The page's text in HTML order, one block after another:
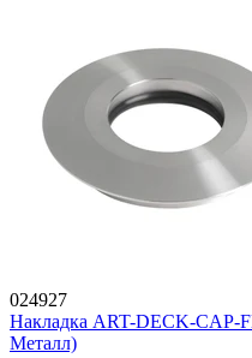
024927
Накладка ART-DECK-CAP-
Металл)